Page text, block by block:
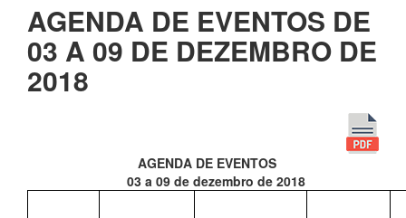
AGENDA DE EVENTOS DE
03 A 09 DE DEZEMBRO DE
2018
AGENDA DE EVENTOS
03 a 09 de dezembro de 2018